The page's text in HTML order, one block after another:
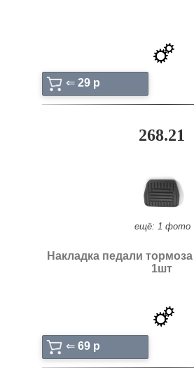
⇐ 29 p
268.21
ещё: 1 фото
Накладка педали
1шт
⇐ 69 p